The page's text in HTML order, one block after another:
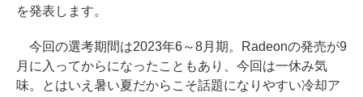
を発表します。
今回の選考期間は2023年6～8月期。Radeonの発売が9
月に入ってからになったこともあり、今回は一休み気
味。とはいえ暑い夏だからこそ話題になりやすい冷却ア